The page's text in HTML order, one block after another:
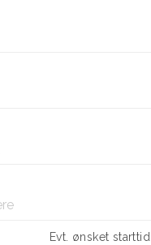
Evt. ønsket starttid